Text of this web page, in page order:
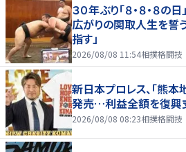
３０年ぶり「８・８・８
広がりの関取人生を
指す」
2026/08/08 11:54相撲格闘技
新日本プロレス、「熊本
発売…利益全額を復興
2026/08/08 08:23相撲格闘技